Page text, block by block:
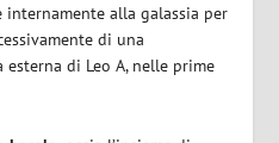
alla galassia per
di una
di Leo A, nelle prime